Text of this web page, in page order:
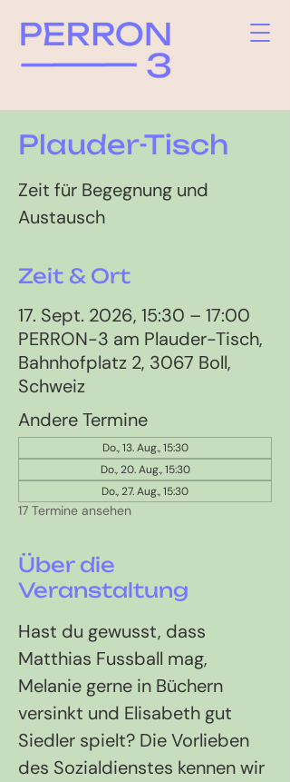
Plauder-Tisch
Zeit für Begegnung und
Austausch
Zeit & Ort
17. Sept. 2026, 15:30 – 17:00
PERRON-3 am Plauder-Tisch,
Bahnhofplatz 2, 3067 Boll,
Schweiz
Andere Termine
Do., 13. Aug., 15:30
Do., 20. Aug., 15:30
Do., 27. Aug., 15:30
17 Termine ansehen
Über die
Veranstaltung
Hast du gewusst, dass
Matthias Fussball mag,
Melanie gerne in Büchern
versinkt und Elisabeth gut
Siedler spielt? Die Vorlieben
des Sozialdienstes kennen wir